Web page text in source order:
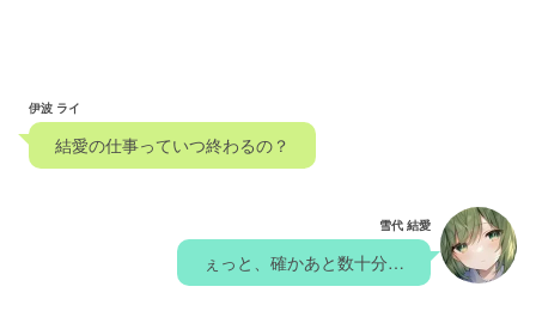
伊波 ライ
結愛の仕事っていつ終わるの？
雪代 結愛
ぇっと、確かあと数十分…